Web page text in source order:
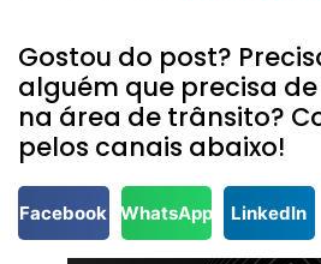
Gostou do post?
alguém que precisa
na área de trânsito?
pelos canais abaixo!
Facebook WhatsApp LinkedIn